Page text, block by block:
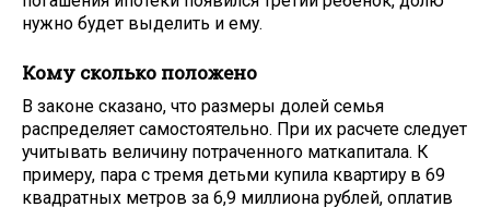
нужно будет выделить и ему.
Кому сколько положено
В законе сказано, что размеры долей семья
распределяет самостоятельно. При их расчете следует
учитывать величину потраченного маткапитала. К
примеру, пара с тремя детьми купила квартиру в 69
квадратных метров за 6,9 миллиона рублей, оплатив